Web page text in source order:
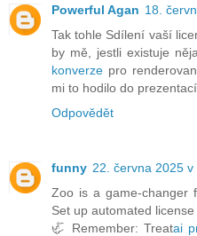
Powerful Agan 18.
Tak tohle Sdílení vaší
by mě, jestli existuje
konverze pro
mi to hodilo do prezentací.
Odpovědět
funny 22. června 2025 v
Zoo is a game-changer
Set up automated
🦏 Remember: Treatai